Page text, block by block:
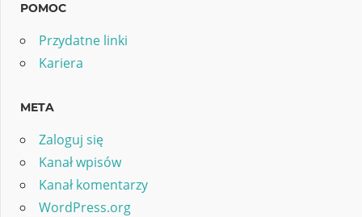
POMOC
Przydatne linki
Kariera
META
Zaloguj się
Kanał wpisów
Kanał komentarzy
WordPress.org